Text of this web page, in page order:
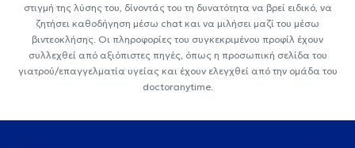
στιγμή της λύσης του, δίνοντάς του τη δυνατότητα να βρεί ειδικό, να
ζητήσει καθοδήγηση μέσω chat και να μιλήσει μαζί του μέσω
βιντεοκλήσης. Οι πληροφορίες του συγκεκριμένου προφίλ έχουν
συλλεχθεί από αξιόπιστες πηγές, όπως η προσωπική σελίδα του
γιατρού/επαγγελματία υγείας και έχουν ελεγχθεί από την ομάδα του
doctoranytime.